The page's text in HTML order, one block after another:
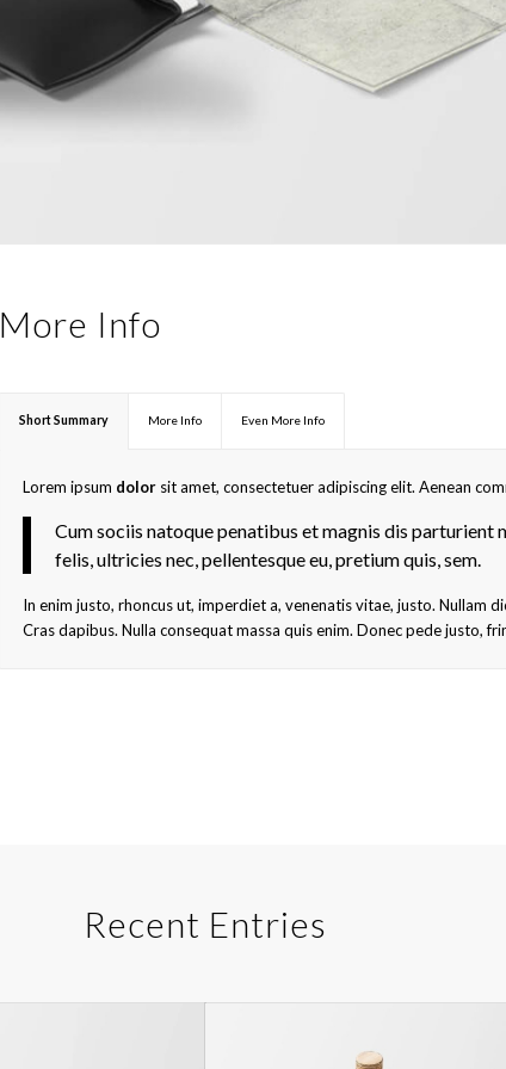
More Info
Short Summary More Info Even More Info
Lorem ipsum dolor sit amet, consectetuer adipiscing elit. Aenean
Cum sociis natoque penatibus et magnis dis parturient
felis, ultricies nec, pellentesque eu, pretium quis, sem.
In enim justo, rhoncus ut, imperdiet a, venenatis vitae, justo. Nullam
Cras dapibus. Nulla consequat massa quis enim. Donec pede justo,
Recent Entries